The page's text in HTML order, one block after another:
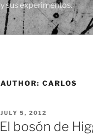
y sus experimentos.
AUTHOR: CARLOS
POSTED
ON
JULY 5, 2012
El bosón de